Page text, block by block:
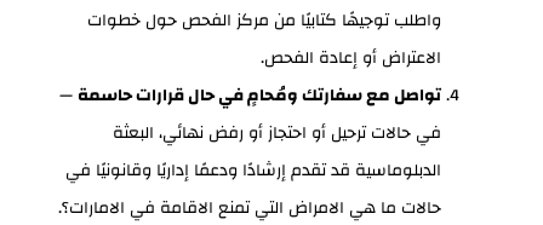
واطلب توجيهًا كتابيًا من مركز الفحص حول خطوات
الاعتراض أو إعادة الفحص.
تواصل مع سفارتك ومُحامٍ في حال قرارات حاسمة—
في حالات ترحيل أو احتجاز أو رفض نهائي، البعثة
الدبلوماسية قد تقدم إرشادًا ودعمًا إداريًا وقانونيًا في
حالات ما هي الامراض التي تمنع الاقامة في الامارات؟.